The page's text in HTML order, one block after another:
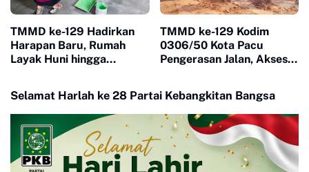
TMMD ke-129 Hadirkan
Harapan Baru, Rumah
Layak Huni hingga
Kasok
TMMD ke-129 Kodim
0306/50 Kota Pacu
Pengerasan Jalan, Akses
Selamat Harlah ke 28 Partai Kebangkitan Bangsa